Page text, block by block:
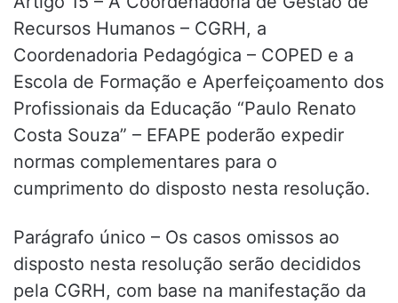
Recursos Humanos – CGRH, a
Coordenadoria Pedagógica – COPED e a
Escola de Formação e Aperfeiçoamento dos
Profissionais da Educação “Paulo Renato
Costa Souza” – EFAPE poderão expedir
normas complementares para o
cumprimento do disposto nesta resolução.
Parágrafo único – Os casos omissos ao
disposto nesta resolução serão decididos
pela CGRH, com base na manifestação da